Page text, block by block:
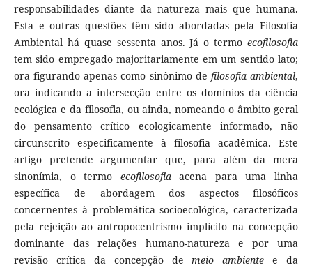
responsabilidades diante da natureza mais que humana.
Esta e outras questões têm sido abordadas pela Filosofia
Ambiental há quase sessenta anos. Já o termoecofilosofia
tem sido empregado majoritariamente em um sentido lato;
ora figurando apenas como sinônimo de filosofia ambiental,
ora indicando a intersecção entre os domínios da ciência
ecológica e da filosofia, ou ainda, nomeando o âmbito geral
do pensamento crítico ecologicamente informado, não
circunscrito especificamente à filosofia acadêmica. Este
artigo pretende argumentar que, para além da mera
sinonímia, o termo ecofilosofiaacena para uma linha
específica de abordagem dos aspectos filosóficos
concernentes à problemática socioecológica, caracterizada
pela rejeição ao antropocentrismo implícito na concepção
dominante das relações humano-natureza e por uma
revisão crítica da concepção demeioambiente e da